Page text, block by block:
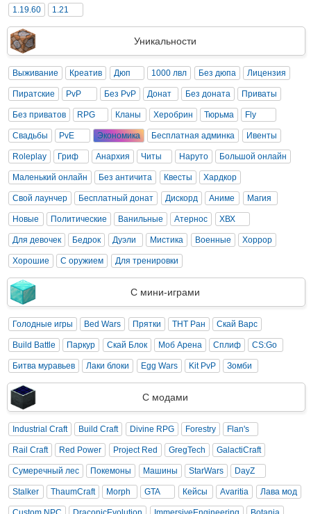
1.19.60 1.21
Уникальности
Выживание Креатив Дюп 1000 лвл Без дюпа Лицензия
Пиратские PvP Без PvP Донат Без доната Приваты
Без приватов RPG Кланы Херобрин Тюрьма Fly
Свадьбы PvE Экономика Бесплатная админка Ивенты
Roleplay Гриф Анархия Читы Наруто Большой онлайн
Маленький онлайн Без античита Квесты Хардкор
Свой лаунчер Бесплатный донат Дискорд Аниме Магия
Новые Политические Ванильные Атернос ХВХ
Для девочек Бедрок Дуэли Мистика Военные Хоррор
Хорошие С оружием Для тренировки
С мини-играми
Голодные игры Bed Wars Прятки ТНТ Ран Скай Варс
Build Battle Паркур Скай Блок Моб Арена Сплиф CS:Go
Битва муравьев Лаки блоки Egg Wars Kit PvP Зомби
С модами
Industrial Craft Build Craft Divine RPG Forestry Flan's
Rail Craft Red Power Project Red GregTech GalactiCraft
Сумеречный лес Покемоны Машины StarWars DayZ
Stalker ThaumCraft Morph GTA Кейсы Avaritia Лава мод